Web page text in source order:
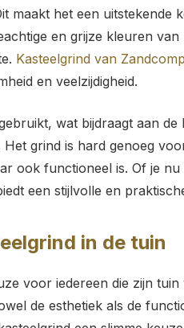
maakt het een uitstekende
en grijze kleuren
Kasteelgrind van
en veelzijdigheid.
wat bijdraagt aan de
grind is hard genoeg
ook functioneel is. Of je
een stijlvolle en
in de tuin
voor iedereen die zijn
de esthetiek als de